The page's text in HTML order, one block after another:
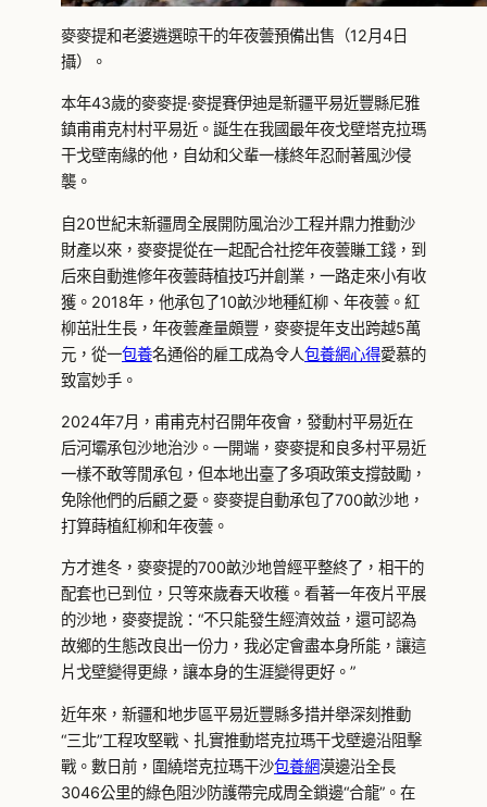
麥麥提和老婆遴選晾干的年夜蕓預備出售（12月4日
攝）。
本年43歲的麥麥提·麥提賽伊迪是新疆平易近豐縣尼雅
鎮甫甫克村村平易近。誕生在我國最年夜戈壁塔克拉瑪
干戈壁南緣的他，自幼和父輩一樣終年忍耐著風沙侵
襲。
自20世紀末新疆周全展開防風治沙工程并鼎力推動沙
財產以來，麥麥提從在一起配合社挖年夜蕓賺工錢，到
后來自動進修年夜蕓蒔植技巧并創業，一路走來小有收
獲。2018年，他承包了10畝沙地種紅柳、年夜蕓。紅
柳茁壯生長，年夜蕓產量頗豐，麥麥提年支出跨越5萬
元，從一包養名通俗的雇工成為令人包養網心得愛慕的
致富妙手。
2024年7月，甫甫克村召開年夜會，發動村平易近在
后河壩承包沙地治沙。一開端，麥麥提和良多村平易近
一樣不敢等閒承包，但本地出臺了多項政策支撐鼓勵，
免除他們的后顧之憂。麥麥提自動承包了700畝沙地，
打算蒔植紅柳和年夜蕓。
方才進冬，麥麥提的700畝沙地曾經平整終了，相干的
配套也已到位，只等來歲春天收穫。看著一年夜片平展
的沙地，麥麥提說：“不只能發生經濟效益，還可認為
故鄉的生態改良出一份力，我必定會盡本身所能，讓這
片戈壁變得更綠，讓本身的生涯變得更好。”
近年來，新疆和地步區平易近豐縣多措并舉深刻推動
“三北”工程攻堅戰、扎實推動塔克拉瑪干戈壁邊沿阻擊
戰。數日前，圍繞塔克拉瑪干沙包養網漠邊沿全長
3046公里的綠色阻沙防護帶完成周全鎖邊“合龍”。在